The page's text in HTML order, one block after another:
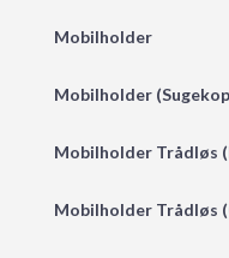
Mobilholder
Mobilholder
Mobilholder Trådløs
Mobilholder Trådløs